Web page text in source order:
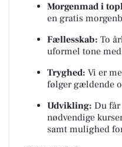
Morgenmad i
en gratis
Fællesskab: To
uformel tone
Tryghed: Vi er
følger gældende
Udvikling: Du
nødvendige
samt mulighed